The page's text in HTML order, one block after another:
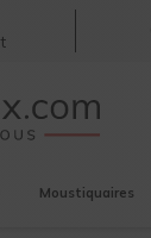
Moustiquaires